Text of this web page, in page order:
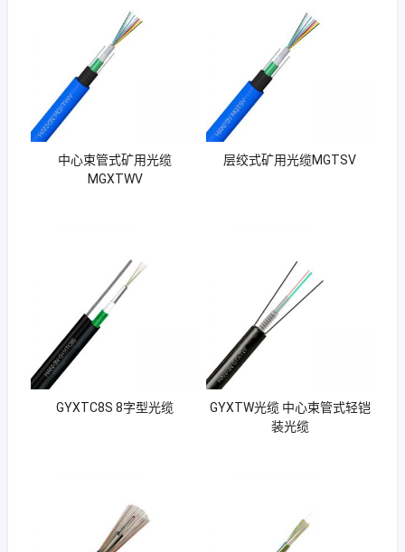
中心束管式矿用光缆
MGXTWV
层绞式矿用光缆MGTSV
GYXTC8S 8字型光缆
GYXTW光缆 中心束管式轻铠
装光缆